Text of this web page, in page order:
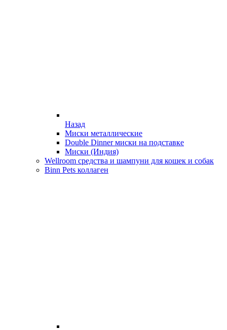
Назад
Миски металлические
Double Dinner миски на подставке
Миски (Индия)
Wellroom средства и шампуни для кошек и собак
Binn Pets коллаген